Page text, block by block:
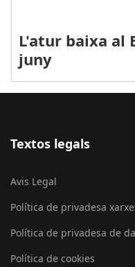
L'atur baixa al
juny
Textos legals
Avis Legal
Política de privadesa
Política de privadesa de
Política de cookies